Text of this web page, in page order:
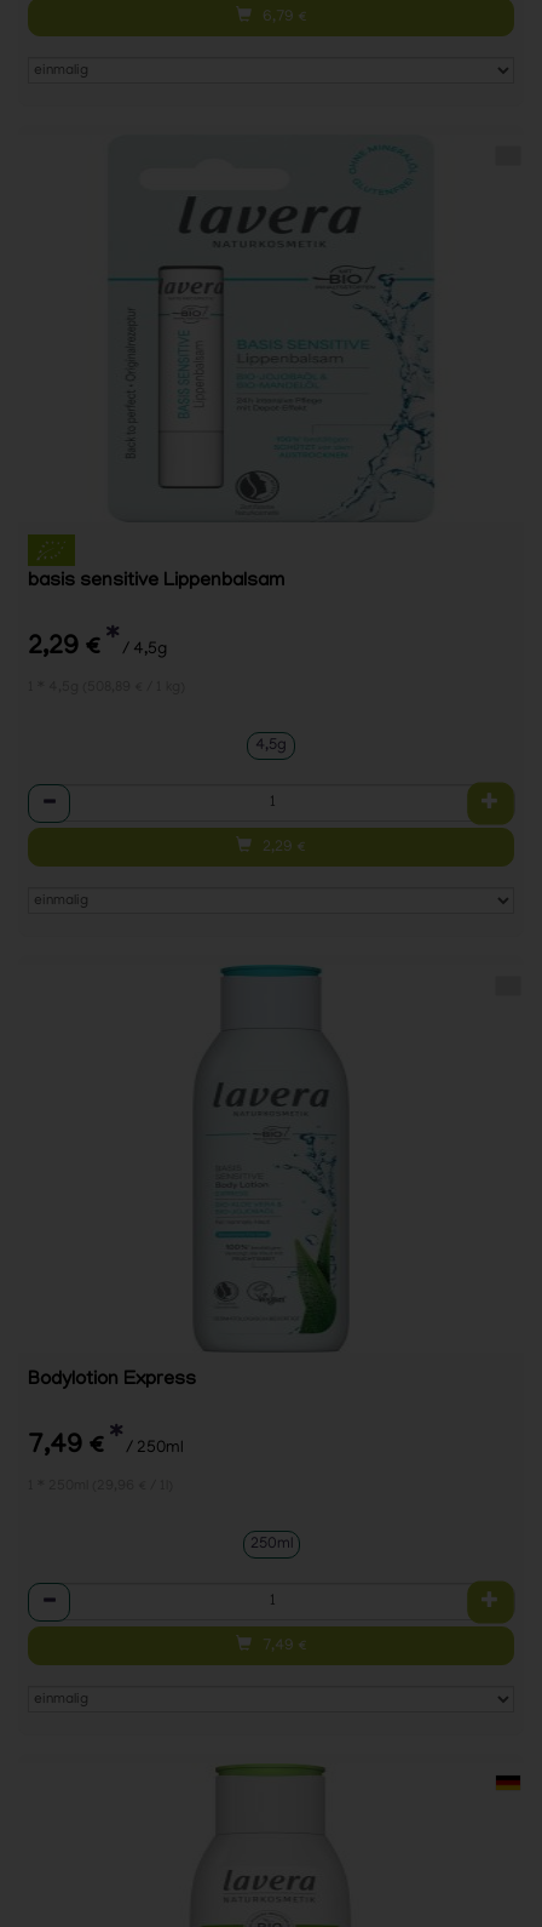
6,79 €
basis sensitive Lippenbalsam
2,29 € * / 4,5g
4,5g
Anzahl
2,29 €
Bodylotion Express
7,49 € * / 250ml
250ml
Anzahl
7,49 €